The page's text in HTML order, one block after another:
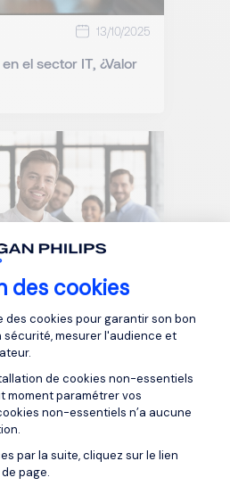
des cookies
du
des cookies pour garantir son bon
mesurer l'audience et
de cookies non-essentiels
moment paramétrer vos
non-essentiels n’a aucune
par la suite, cliquez sur le lien
page.
consent
13/10/2025
el sector IT, ¿Valor
07/08/2025
especializado en
que tienes que saber